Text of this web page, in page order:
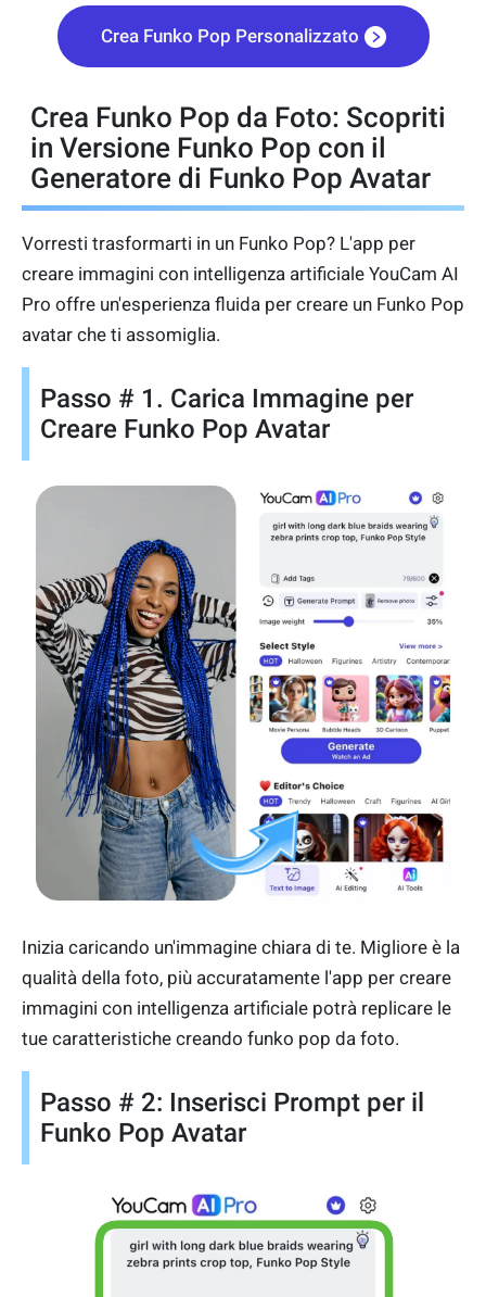
Crea Funko Pop Personalizzato
Crea Funko Pop da Foto: Scopriti
in Versione Funko Pop con il
Generatore di Funko Pop Avatar
Vorresti trasformarti in un Funko Pop? L'app per
creare immagini con intelligenza artificiale YouCam AI
Pro offre un'esperienza fluida per creare un Funko Pop
avatar che ti assomiglia.
Passo # 1. Carica Immagine per
Creare Funko Pop Avatar
Inizia caricando un'immagine chiara di te. Migliore è la
qualità della foto, più accuratamente l'app per creare
immagini con intelligenza artificiale potrà replicare le
tue caratteristiche creando funko pop da foto.
Passo # 2: Inserisci Prompt per il
Funko Pop Avatar